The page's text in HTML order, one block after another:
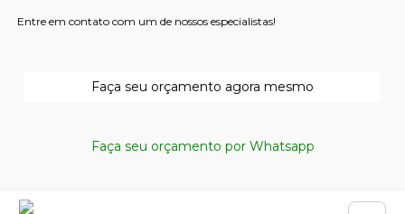
Entre em contato com um de nossos especialistas!
Faça seu orçamento agora mesmo
Faça seu orçamento por Whatsapp